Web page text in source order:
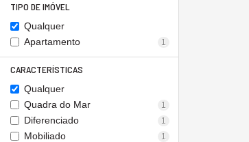
TIPO DE IMÓVEL
Qualquer
Apartamento
1
CARACTERÍSTICAS
Qualquer
Quadra do Mar
1
Diferenciado 1
Mobiliado 1